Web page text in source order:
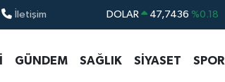
İletişim DOLAR 47,7436 %0.18
STERLİN 64,4811 %0.38
GÜNDEM SAĞLIK SİYASET SPOR